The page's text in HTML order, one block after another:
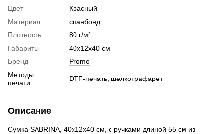
Цвет
Красный
Материал
спанбонд
Плотность
80 г/м²
Габариты
40x12х40 cм
Бренд
Promo
Методы
печати
DTF-печать, шелкотрафарет
Описание
Сумка SABRINA, 40х12х40 см, с ручками длиной 55 см из